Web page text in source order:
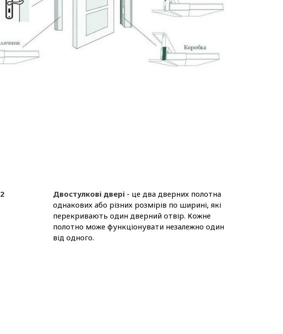
Двостулкові двері - це два дверних полотна
однакових або різних розмірів по ширині, які
перекривають один дверний отвір. Кожне
полотно може функціонувати незалежно один
від одного.